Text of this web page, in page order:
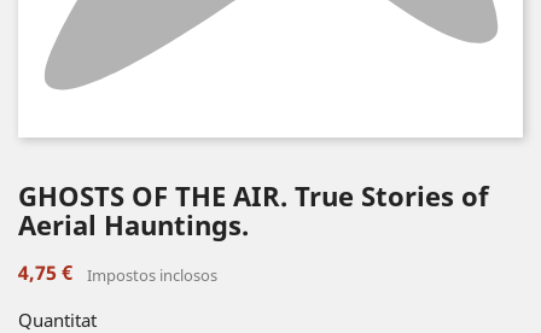
GHOSTS OF THE AIR. True Stories of
Aerial Hauntings.
4,75 € Impostos inclosos
Quantitat